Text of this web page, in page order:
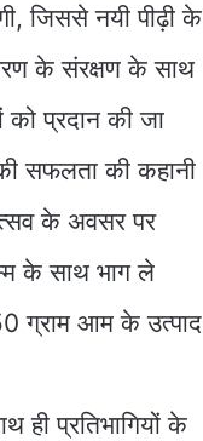
जिससे नयी पीढ़ी के
के संरक्षण के साथ
प्रदान की जा
सफलता की कहानी
के अवसर पर
के साथ भाग ले
ग्राम आम के उत्पाद
प्रतिभागियों के